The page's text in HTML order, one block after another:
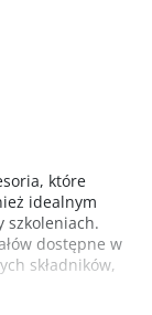
które
idealnym
szkoleniach.
dostępne w
składników,